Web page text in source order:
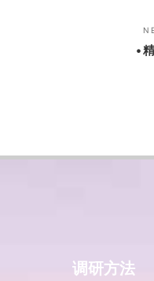
•
调研方法